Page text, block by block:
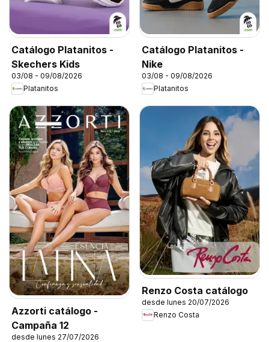
Catálogo Platanitos -
Skechers Kids
03/08 - 09/08/2026
Platanitos
Catálogo Platanitos -
Nike
03/08 - 09/08/2026
Platanitos
Azzorti catálogo -
Campaña 12
desde lunes 27/07/2026
Renzo Costa catálogo
desde lunes 20/07/2026
Renzo Costa